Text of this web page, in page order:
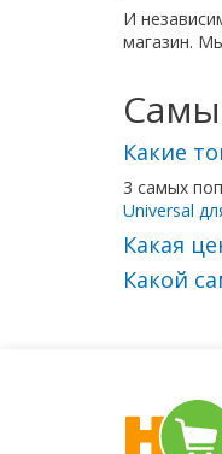
И
магазин.
Какие
3 самых
Universal
Какая
Какой